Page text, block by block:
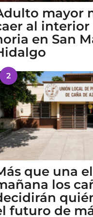
mayor
al interior
en San
2
que una
los
futuro de